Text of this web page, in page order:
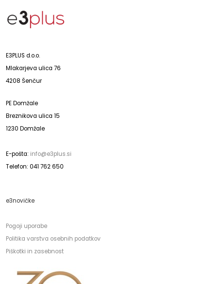
E3PLUS d.o.o.
Mlakarjeva ulica 76
4208 Šenčur
PE Domžale
Breznikova ulica 15
1230 Domžale
E-pošta: info@e3plus.si
Telefon: 041 762 650
e3novičke
Pogoji uporabe
Politika varstva osebnih podatkov
Piškotki in zasebnost